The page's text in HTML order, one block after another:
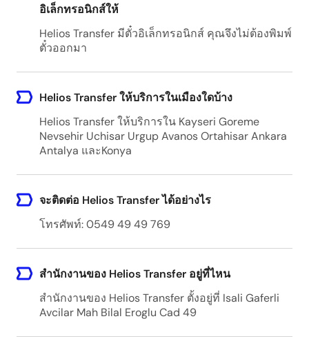
อิเล็กทรอนิกส์ให้
Helios Transfer มีตั๋วอิเล็กทรอนิกส์ คุณจึงไม่ต้องพิมพ์
ตั๋วออกมา
Helios Transfer ให้บริการในเมืองใดบ้าง
Helios Transfer ให้บริการใน Kayseri Goreme
Nevsehir Uchisar Urgup Avanos Ortahisar Ankara
Antalya และKonya
จะติดต่อ Helios Transfer ได้อย่างไร
โทรศัพท์: 0549 49 49 769
สำนักงานของ Helios Transfer อยู่ที่ไหน
สำนักงานของ Helios Transfer ตั้งอยู่ที่ Isali Gaferli
Avcilar Mah Bilal Eroglu Cad 49